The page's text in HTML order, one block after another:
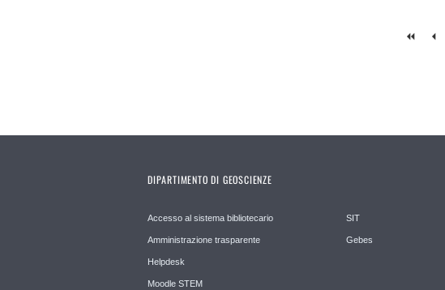
DIPARTIMENTO DI GEOSCIENZE
Accesso al sistema bibliotecario
Amministrazione trasparente
Helpdesk
Moodle STEM
SIT
Gebes